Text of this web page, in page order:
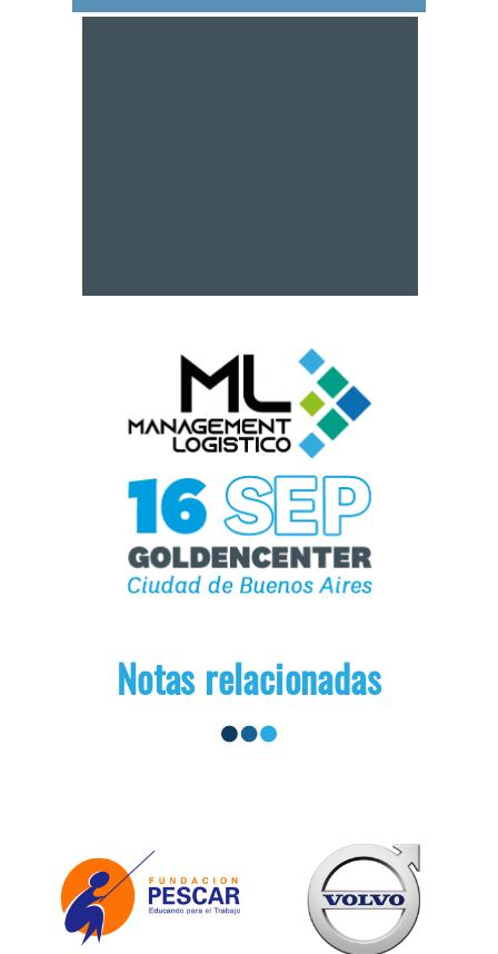
Notas relacionadas